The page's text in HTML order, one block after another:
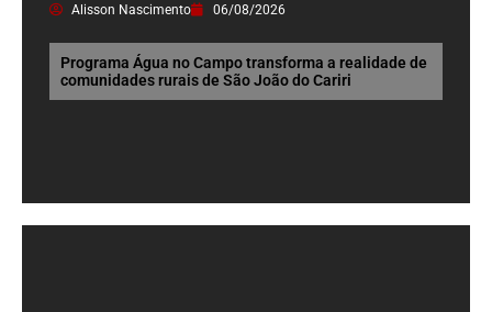
Alisson Nascimento 06/08/2026
Programa Água no Campo transforma a realidade de
comunidades rurais de São João do Cariri